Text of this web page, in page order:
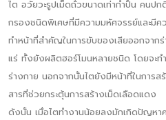
ไต อวัยวะรูปเม็ดถั่วขนาดเท่ากำปั้น คนป
กรองชนิดพิเศษที่มีความมหัศจรรย์และมีค
ทำหน้าที่สำคัญในการขับของเสียออกจาก
แร่ ทั้งยังผลิตฮอร์โมนหลายชนิด โดยจะ
ร่างกาย นอกจากนั้นไตยังมีหน้าที่ในการ
สารที่ช่วยกระตุ้นการสร้างเม็ดเลือดแดง
ดังนั้น เมื่อไตทำงานน้อยลงมักเกิดปัญหา